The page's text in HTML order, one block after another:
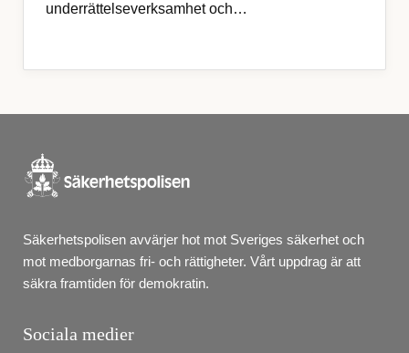
underrättelseverksamhet och…
Säkerhetspolisen avvärjer hot mot Sveriges säkerhet och
mot medborgarnas fri- och rättigheter. Vårt uppdrag är att
säkra framtiden för demokratin.
Sociala medier